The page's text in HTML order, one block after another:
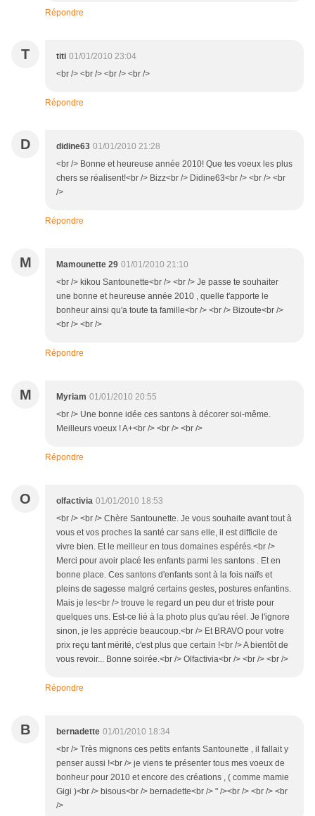
Répondre
T titi 01/01/2010 23:04
<br /> <br /> <br /> <br />
Répondre
D didine63 01/01/2010 21:28
<br /> Bonne et heureuse année 2010! Que tes voeux les plus
chers se réalisent!<br /> Bizz<br /> Didine63<br /> <br /> <br
/>
Répondre
M Mamounette 29 01/01/2010 21:10
<br /> kikou Santounette<br /> <br /> Je passe te souhaiter
une bonne et heureuse année 2010 , quelle t'apporte le
bonheur ainsi qu'a toute ta famille<br /> <br /> Bizoute<br />
<br /> <br />
Répondre
M Myriam 01/01/2010 20:55
<br /> Une bonne idée ces santons à décorer soi-même.
Meilleurs voeux ! A+<br /> <br /> <br />
Répondre
O olfactivia 01/01/2010 18:53
<br /> <br /> Chère Santounette. Je vous souhaite avant tout à
vous et vos proches la santé car sans elle, il est difficile de
vivre bien. Et le meilleur en tous domaines espérés.<br />
Merci pour avoir placé les enfants parmi les santons . Et en
bonne place. Ces santons d'enfants sont à la fois naïfs et
pleins de sagesse malgré certains gestes, postures enfantins.
Mais je les<br /> trouve le regard un peu dur et triste pour
quelques uns. Est-ce lié à la photo plus qu'au réel. Je l'ignore
sinon, je les apprécie beaucoup.<br /> Et BRAVO pour votre
prix reçu tant mérité, c'est plus que certain !<br /> A bientôt de
vous revoir... Bonne soirée.<br /> Olfactivia<br /> <br /> <br />
Répondre
B bernadette 01/01/2010 18:34
<br /> Très mignons ces petits enfants Santounette , il fallait y
penser aussi !<br /> je viens te présenter tous mes voeux de
bonheur pour 2010 et encore des créations , ( comme mamie
Gigi )<br /> bisous<br /> bernadette<br /> " /><br /> <br /> <br
/>